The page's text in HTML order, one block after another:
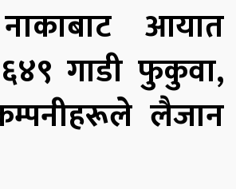
आयात
गाडी फुकुवा,
लैजान